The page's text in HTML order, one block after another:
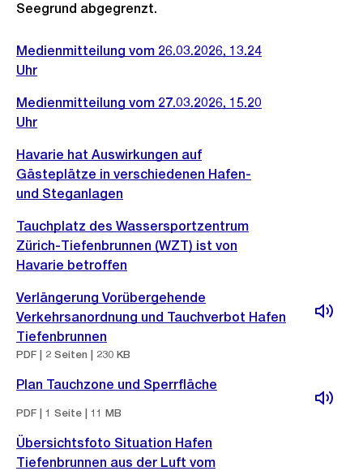
Seegrund abgegrenzt.
Medienmitteilung vom 26.03.2026, 13.24
Uhr
Medienmitteilung vom 27.03.2026, 15.20
Uhr
Havarie hat Auswirkungen auf
Gästeplätze in verschiedenen Hafen-
und Steganlagen
Tauchplatz des Wassersportzentrum
Zürich-Tiefenbrunnen (WZT) ist von
Havarie betroffen
Verlängerung Vorübergehende
Verkehrsanordnung und Tauchverbot Hafen
Tiefenbrunnen
PDF | 2 Seiten | 230 KB
Plan Tauchzone und Sperrfläche
PDF | 1 Seite | 11 MB
Übersichtsfoto Situation Hafen
Tiefenbrunnen aus der Luft vom